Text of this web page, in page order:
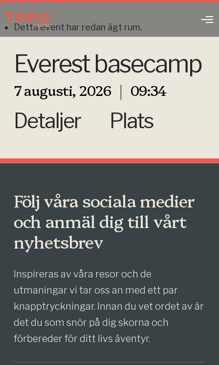
O
e
e
Detta event har redan ägt rum.
Everest basecamp
7 augusti, 2026 | 09:34
Detaljer Plats
Följ våra sociala medier
och anmäl dig till vårt
nyhetsbrev
Inspireras av våra resor och de
utmaningar vi tar oss an med ett par
knapptryckningar. Innan du vet ordet av är
det du som snör på dig skorna och
förbereder för ditt livs äventyr.